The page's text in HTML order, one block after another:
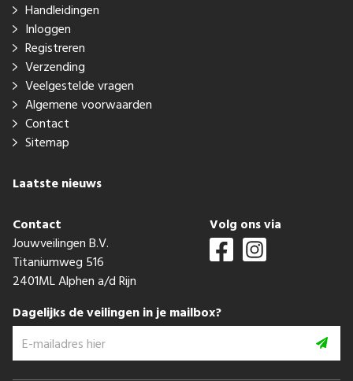
Handleidingen
Inloggen
Registreren
Verzending
Veelgestelde vragen
Algemene voorwaarden
Contact
Sitemap
Laatste nieuws
Contact
Jouwveilingen B.V.
Titaniumweg 516
2401ML Alphen a/d Rijn
Volg ons via
Dagelijks de veilingen in je mailbox?